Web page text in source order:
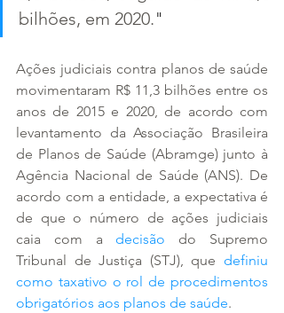
bilhões, em 2020."
Ações judiciais contra planos de saúde
movimentaram R$ 11,3 bilhões entre os
anos de 2015 e 2020, de acordo com
levantamento da Associação Brasileira
de Planos de Saúde (Abramge) junto à
Agência Nacional de Saúde (ANS). De
acordo com a entidade, a expectativa é
de que o número de ações judiciais
caia com a decisão do Supremo
Tribunal de Justiça (STJ), que definiu
como taxativo o rol de procedimentos
obrigatórios aos planos de saúde.